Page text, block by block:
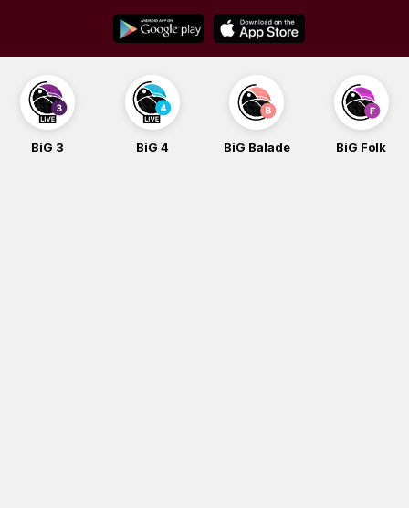
content
BiG 3 BiG 4 BiG Balade BiG Folk